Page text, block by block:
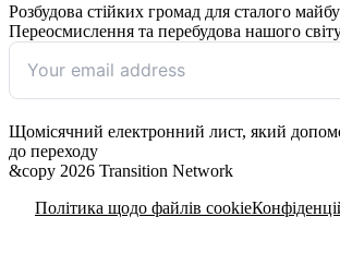
Розбудова стійких громад для сталого
Переосмислення та перебудова нашого
Щомісячний електронний лист, який
до переходу
&copy 2026 Transition Network
Політика щодо файлів cookie